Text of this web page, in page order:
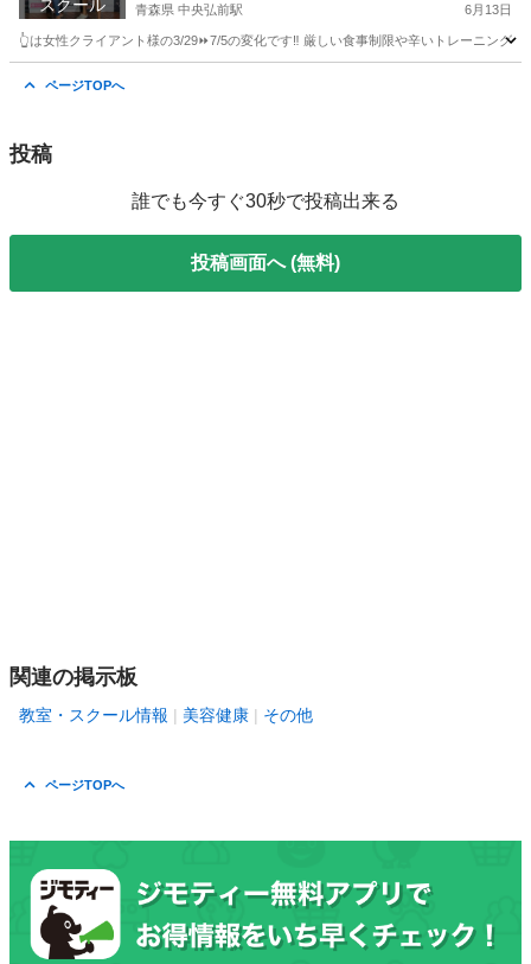
スクール
🏆
青森県 中央弘前駅 6月13日
👆️は女性クライアント様の3/29⏩7/5の変化です‼️ 厳しい食事制限や辛いトレーニング
ページTOPへ
投稿
誰でも今すぐ30秒で投稿出来る
投稿画面へ (無料)
関連の掲示板
教室・スクール情報 美容健康 その他
ページTOPへ